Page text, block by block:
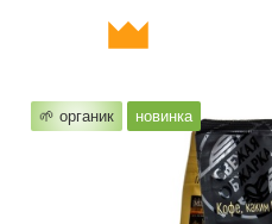
🌱 органик новинка
Готовим чашка, френч-пресс,
средняя
без кислинки
медовый (хани)
Содержание арабики 100 %